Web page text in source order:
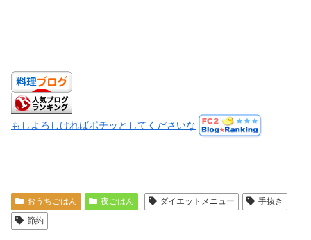
もしよろしければポチッとしてくださいな
おうちごはん 夜ごはん ダイエットメニュー
手抜き
節約